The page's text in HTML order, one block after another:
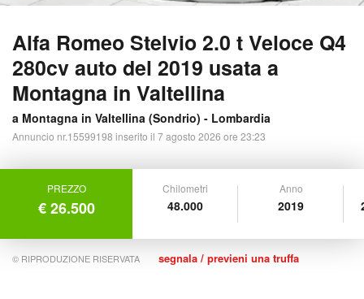
Alfa Romeo Stelvio 2.0 t Veloce Q4
280cv auto del 2019 usata a
Montagna in Valtellina
a Montagna in Valtellina (Sondrio) - Lombardia
Annuncio nr.15599198 inserito il 7 agosto 2026 ore 23:23
PREZZO
€ 26.500
Chilometri
48.000
Anno
2019
© RIPRODUZIONE RISERVATA segnala / previeni una truffa